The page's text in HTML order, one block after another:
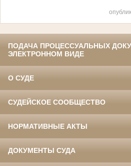
ПОДАЧА ПРОЦЕССУАЛЬНЫХ
ЭЛЕКТРОННОМ ВИДЕ
О СУДЕ
СУДЕЙСКОЕ СООБЩЕСТВО
НОРМАТИВНЫЕ АКТЫ
ДОКУМЕНТЫ СУДА